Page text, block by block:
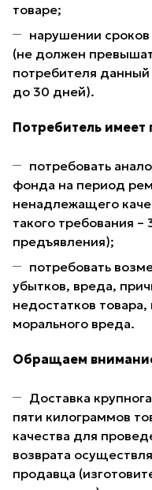
товаре;
нарушении
(не должен
потребителя
до 30 дней).
Потребитель имеет
потребовать
фонда на период
ненадлежащего
такого требования –
предъявления);
потребовать
убытков, вреда,
недостатков
морального вреда.
Обращаем
Доставка
пяти килограммов
качества для
возврата
продавца